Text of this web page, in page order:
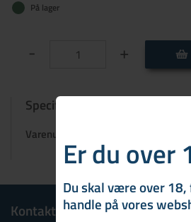
Er du over
Du skal være over
handle på vores
På lager
- +
Specifikationer
Varenummer:
Kontakt